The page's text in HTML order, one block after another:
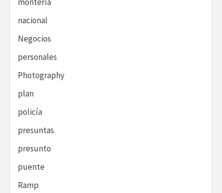
nacional
Negocios
personales
Photography
plan
policía
presuntas
presunto
puente
Ramp